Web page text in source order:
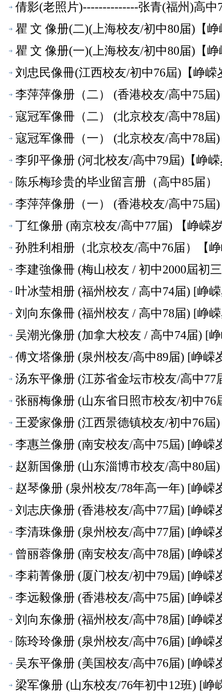
倩影(老照片)--------------张青(福州)高中
瞿 文 像册(二)(上海校友/初中80届)【
瞿 文 像册(一)(上海校友/初中80届)【
刘忠民像冊(江西校友/初中76屆)【峥嵘
李萍萍像册（二） (香港校友/高中75屆
寇冠军像冊（二） (北京校友/高中78屆
寇冠军像冊（一） (北京校友/高中78屆
李卯平像册 (河北校友/高中79屆)【峥
陈乐梅珍贵的毕业留言册（高中85届）
李萍萍像册（一） (香港校友/高中75屆
丁红像册 (南京校友/高中77届) 【峥嵘
孙胜利相册（北京校友/高中76届）【
李建強像冊 (梅山校友 / 初中2000屆初
叶冰莹相册 (福州校友 / 高中74届) [峥
刘向东像冊 (福州校友 / 高中78届) [峥
吴潮光像册 (加拿大校友 / 高中74届) [
傅文塔像册 (泉州校友/高中89届) [峥嵘
汤东平像册 (江苏省金坛市校友/高中77
张丽梅像册 (山东省日照市校友/初中76
王爱家像册 (江西景德镇校友/初中76屆
李惠兰像册 (南安校友/高中75屆) [峥嵘
赵新国像册 (山东淄博市校友/高中80屆
赵琴像册 (泉州校友/78年高一年) [峥嵘
刘志庆像册 (香港校友/高中77屆) [峥嵘
李清珠像册 (泉州校友/高中77届) [峥嵘
曾丽蓉像册 (南安校友/高中78届) [峥嵘
李莉菁像册 (厦门校友/初中79屆) [峥嵘
李远毅像册 (香港校友/高中75届) [峥嵘
刘向东像册 (福州校友/高中78届) [峥嵘
陈玲玲像册 (泉州校友/高中76届) [峥嵘
吴东平像册 (美国校友/高中76届) [峥嵘
梁军像册 (山东校友/76年初中12班) [峥